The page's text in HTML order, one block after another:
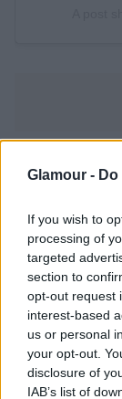
Glamour -
If you wish to
processing of
targeted
section to
opt-out request
interest-based
us or personal
your opt-out.
disclosure of
IAB’s list of
Volt már rá
000 kristályt
eddigi